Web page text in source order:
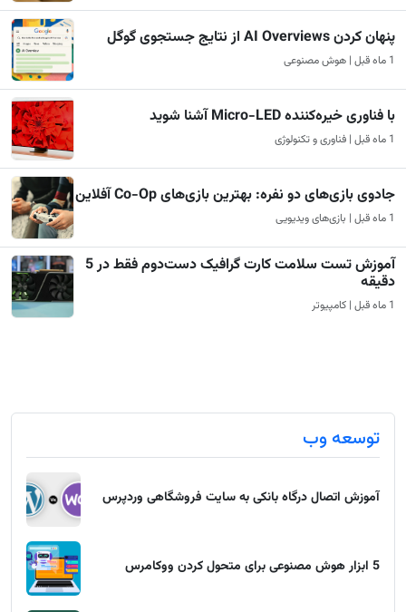
پنهان کردن AI Overviews از نتایج جستجوی گوگل
1 ماه قبل | هوش مصنوعی
با فناوری خیره‌کننده Micro-LED آشنا شوید
1 ماه قبل | فناوری و تکنولوژی
جادوی بازی‌های دو نفره: بهترین بازی‌های Co-Op آفلاین
1 ماه قبل | بازی‌های ویدیویی
آموزش تست سلامت کارت گرافیک دست‌دوم فقط در 5
دقیقه
1 ماه قبل | کامپیوتر
توسعه وب
آموزش اتصال درگاه بانکی به سایت فروشگاهی وردپرس
5 ابزار هوش مصنوعی برای متحول کردن ووکامرس